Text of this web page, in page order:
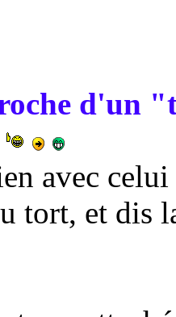
d'un
avec
tort, et dis